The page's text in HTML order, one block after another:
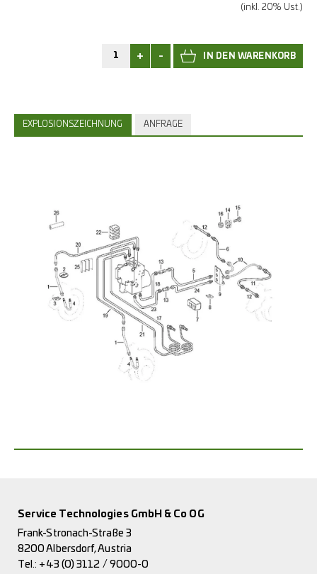
(inkl. 20% Ust.)
+ -
EXPLOSIONSZEICHNUNG ANFRAGE
Service Technologies GmbH & Co OG
Frank-Stronach-Straße 3
8200 Albersdorf, Austria
Tel.: +43 (0) 3112 / 9000-0